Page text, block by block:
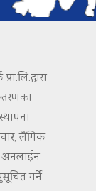
लैंगिक
अनलाईन
गर्ने